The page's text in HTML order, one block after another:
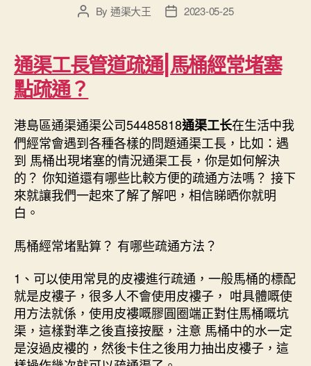
PostBy 通渠大王
Post2023-05-25
通渠工長管道疏通|馬桶經常堵塞
點疏通？
港島區通渠通渠公司54485818通渠工长在生活中我
們經常會遇到各種各樣的問題通渠工長，比如：遇
到 馬桶出現堵塞的情況通渠工長，你是如何解決
的？ 你知道還有哪些比較方便的疏通方法嗎？ 接下
來就讓我們一起來了解了解吧，相信睇晒你就明
白。
馬桶經常堵點算？ 有哪些疏通方法？
1、可以使用常見的皮褸進行疏通，一般馬桶的標配
就是皮褸子，很多人不會使用皮褸子， 咁具體嘅使
用方法就係，使用皮褸嘅膠圓圈端正對住馬桶嘅坑
渠，這樣對準之後直接按壓，注意 馬桶中的水一定
是沒過皮褸的，然後卡住之後用力抽出皮褸子，這